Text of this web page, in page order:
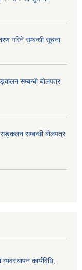
गरिने सम्बन्धी सूचना
सम्बन्धी बोलपत्र
सम्बन्धी बोलपत्र
कार्यविधि,